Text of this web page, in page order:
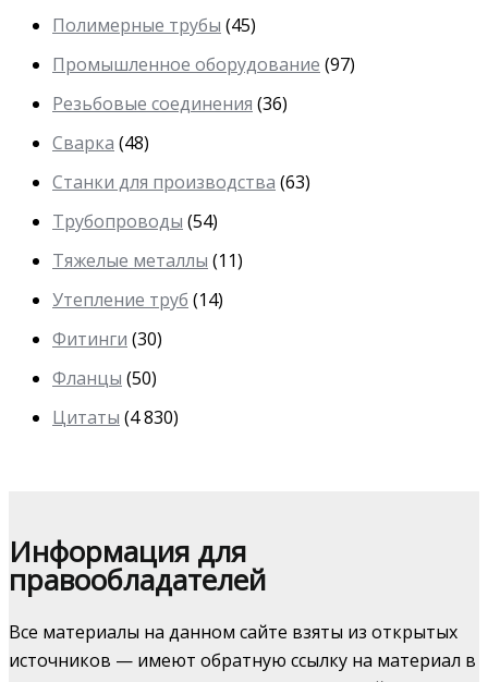
Полимерные трубы (45)
Промышленное оборудование (97)
Резьбовые соединения (36)
Сварка (48)
Станки для производства (63)
Трубопроводы (54)
Тяжелые металлы (11)
Утепление труб (14)
Фитинги (30)
Фланцы (50)
Цитаты (4 830)
Информация для
правообладателей
Все материалы на данном сайте взяты из открытых
источников — имеют обратную ссылку на материал в